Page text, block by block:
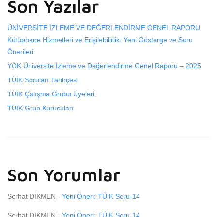
Son Yazılar
ÜNİVERSİTE İZLEME VE DEĞERLENDİRME GENEL RAPORU
Kütüphane Hizmetleri ve Erişilebilirlik: Yeni Gösterge ve Soru
Önerileri
YÖK Üniversite İzleme ve Değerlendirme Genel Raporu – 2025
TÜİK Soruları Tarihçesi
TÜİK Çalışma Grubu Üyeleri
TÜİK Grup Kurucuları
Son Yorumlar
Serhat DİKMEN - Yeni Öneri: TÜİK Soru-14
Serhat DİKMEN - Yeni Öneri: TÜİK Soru-14